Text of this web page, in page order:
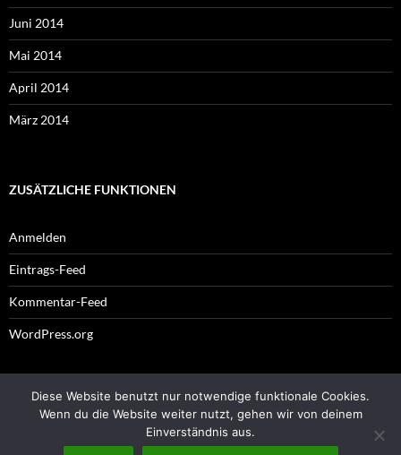
Juni 2014
Mai 2014
April 2014
März 2014
ZUSÄTZLICHE FUNKTIONEN
Anmelden
Eintrags-Feed
Kommentar-Feed
WordPress.org
Impressum
Diese Website benutzt nur notwendige funktionale Cookies.
Wenn du die Website weiter nutzt, gehen wir von deinem
Einverständnis aus.